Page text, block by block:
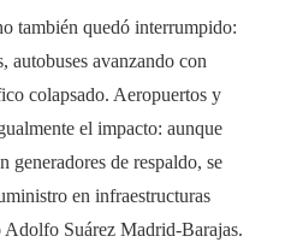
también quedó interrumpido:
autobuses avanzando con
colapsado. Aeropuertos y
el impacto: aunque
generadores de respaldo, se
en infraestructuras
Adolfo Suárez Madrid-Barajas​.